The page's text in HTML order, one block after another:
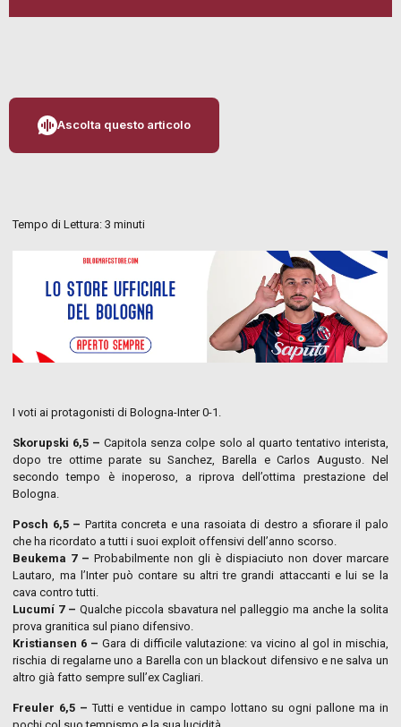
Ascolta questo articolo
Tempo di Lettura:3 minuti
I voti ai protagonisti di Bologna-Inter 0-1.
Skorupski 6,5 – Capitola senza colpe solo al quarto tentativo interista,
dopo tre ottime parate su Sanchez, Barella e Carlos Augusto. Nel
secondo tempo è inoperoso, a riprova dell’ottima prestazione del
Bologna.
Posch 6,5 – Partita concreta e una rasoiata di destro a sfiorare il palo
che ha ricordato a tutti i suoi exploit offensivi dell’anno scorso.
Beukema 7 – Probabilmente non gli è dispiaciuto non dover marcare
Lautaro, ma l’Inter può contare su altri tre grandi attaccanti e lui se la
cava contro tutti.
Lucumí 7 – Qualche piccola sbavatura nel palleggio ma anche la solita
prova granitica sul piano difensivo.
Kristiansen 6 – Gara di difficile valutazione: va vicino al gol in mischia,
rischia di regalarne uno a Barella con un blackout difensivo e ne salva un
altro già fatto sempre sull’ex Cagliari.
Freuler 6,5 – Tutti e ventidue in campo lottano su ogni pallone ma in